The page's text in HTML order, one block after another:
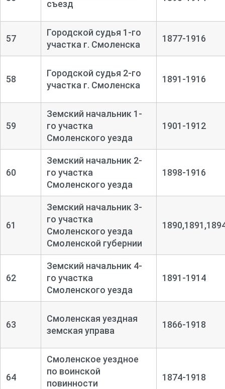
съезд
57
Городской судья 1-го
участка г. Смоленска
1877-1916
58
Городской судья 2-го
участка г. Смоленска
1891-1916
59
Земский начальник 1-
го участка
Смоленского уезда
1901-1912
60
Земский начальник 2-
го участка
Смоленского уезда
1898-1916
61
Земский начальник 3-
го участка
Смоленского уезда
Смоленской губернии
62
Земский начальник 4-
го участка
Смоленского уезда
1891-1914
63
Смоленская уездная
земская управа
1866-1918
64
Смоленское уездное
по воинской
повинности
1874-1918